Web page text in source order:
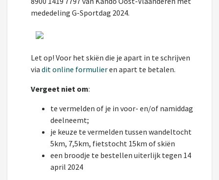
mededeling G-Sportdag 2024.
Let op! Voor het skiën die je apart in te schrijven
via dit online formulieren apart te betalen.
Vergeet niet om:
te vermelden of je in voor- en/of namiddag
deelneemt;
je keuze te vermelden tussen wandeltocht
5km, 7,5km, fietstocht 15km of skiën
een broodje te bestellen uiterlijk tegen 14
april 2024